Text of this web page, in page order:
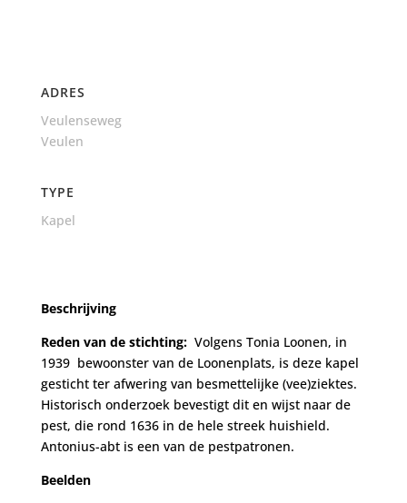
ADRES
Veulenseweg
Veulen
TYPE
Kapel
Beschrijving
Reden van de stichting: Volgens Tonia Loonen, in
1939 bewoonster van de Loonenplats, is deze kapel
gesticht ter afwering van besmettelijke (vee)ziektes.
Historisch onderzoek bevestigt dit en wijst naar de
pest, die rond 1636 in de hele streek huishield.
Antonius-abt is een van de pestpatronen.
Beelden